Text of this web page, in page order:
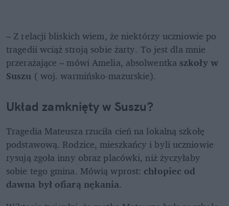
– Z relacji bliskich wiem, że niektórzy uczniowie po
tragedii wciąż stroją sobie żarty. To jest dla mnie
przerażające – mówi Amelia, absolwentka szkoły w
Suszu ( woj. warmińsko-mazurskie).
Układ zamknięty w Suszu?
Tragedia Mateusza rzuciła cień na lokalną szkołę
podstawową. Rodzice, mieszkańcy i byli uczniowie
rysują zgoła inny obraz placówki, niż życzyłaby
sobie tego gmina. Mówią wprost: chłopiec od
dawna był ofiarą nękania.